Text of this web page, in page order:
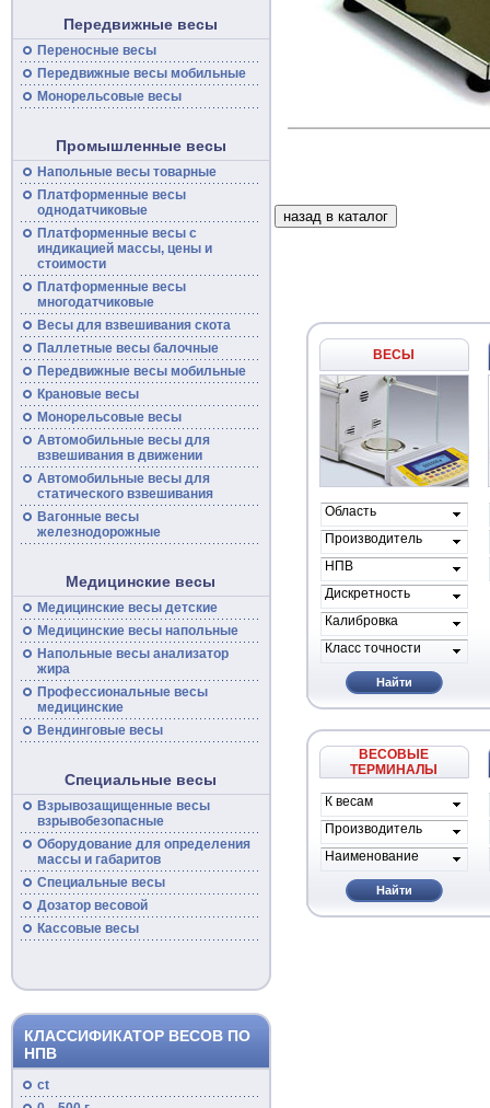
Передвижные весы
Переносные весы
Передвижные весымобильные
Монорельсовые весы
Промышленные весы
Напольные весытоварные
Платформенные весы
однодатчиковые
Платформенные весыс
индикацией массы, цены и
стоимости
Платформенные весы
многодатчиковые
Весы для взвешивания скота
Паллетные весы балочные
Передвижные весымобильные
Крановые весы
Монорельсовые весы
Автомобильные весыдля
взвешивания в движении
Автомобильные весы для
статического взвешивания
Вагонные весы
железнодорожные
Медицинские весы
Медицинские весы детские
Медицинские весынапольные
Напольные весыанализатор
жира
Профессиональные весы
медицинские
Вендинговые весы
Специальные весы
Взрывозащищенные весы
взрывобезопасные
Оборудование для определения
массы и габаритов
Специальные весы
Дозатор весовой
Кассовые весы
КЛАССИФИКАТОР ВЕСОВ ПО
НПВ
ct
ВЕСЫ
Область
применения
Производитель
весов
НПВ
Дискретность
Калибровка
Класс точности
Найти
ВЕСОВЫЕ
ТЕРМИНАЛЫ
К весам
проиводителя
Производитель
Наименование
Найти